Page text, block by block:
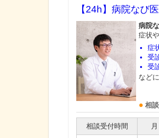
【24h】 病院なび
病院
症状
症
受
受
など
相
相談受付時間 月